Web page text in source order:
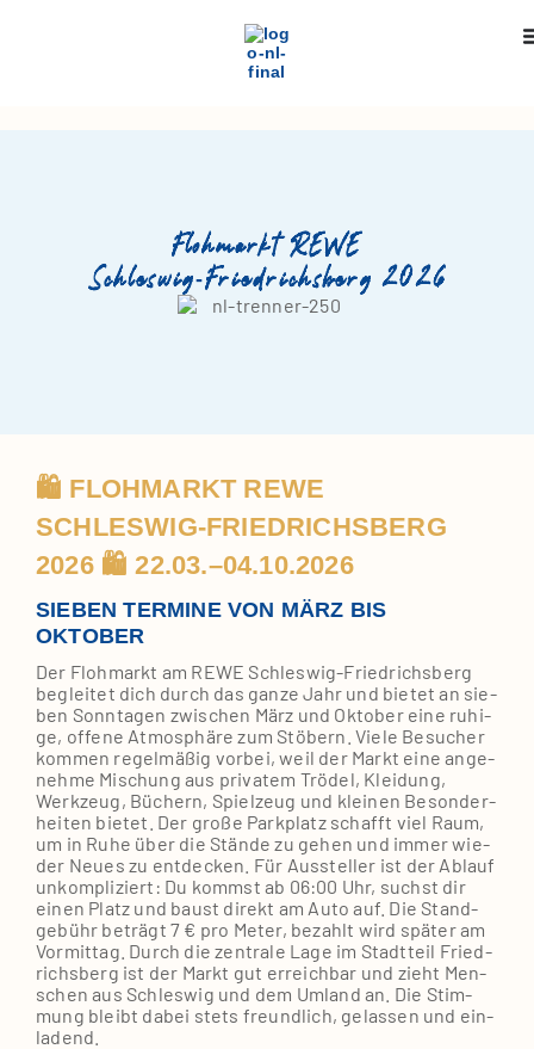
Flohmarkt REWE
Schleswig‑Friedrichsberg 2026
🛍️ FLOHMARKT REWE
SCHLESWIG‑FRIEDRICHSBERG
2026 🛍️ 22.03.–04.10.2026
SIEBEN TERMINE VON MÄRZ BIS
OKTOBER
Der Floh­markt am REWE Schleswig‑Friedrichsberg
beglei­tet dich durch das gan­ze Jahr und bie­tet an sie­
ben Sonn­ta­gen zwi­schen März und Okto­ber eine ruhi­
ge, offe­ne Atmo­sphä­re zum Stö­bern. Vie­le Besu­cher
kom­men regel­mä­ßig vor­bei, weil der Markt eine ange­
neh­me Mischung aus pri­va­tem Trö­del, Klei­dung,
Werk­zeug, Büchern, Spiel­zeug und klei­nen Beson­der­
hei­ten bie­tet. Der gro­ße Park­platz schafft viel Raum,
um in Ruhe über die Stän­de zu gehen und immer wie­
der Neu­es zu ent­de­cken. Für Aus­stel­ler ist der Ablauf
unkom­pli­ziert: Du kommst ab 06:00 Uhr, suchst dir
einen Platz und baust direkt am Auto auf. Die Stand­
ge­bühr beträgt 7 € pro Meter, bezahlt wird spä­ter am
Vor­mit­tag. Durch die zen­tra­le Lage im Stadt­teil Fried­
richs­berg ist der Markt gut erreich­bar und zieht Men­
schen aus Schles­wig und dem Umland an. Die Stim­
mung bleibt dabei stets freund­lich, gelas­sen und ein­
la­dend.